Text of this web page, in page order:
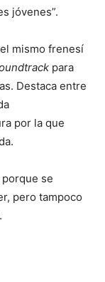
jóvenes”.
mismo frenesí
para
Destaca entre
por la que
se
pero tampoco